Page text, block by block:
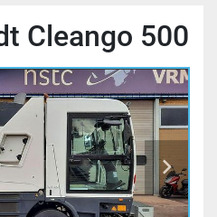
Cleango 500